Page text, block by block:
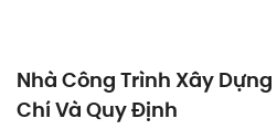
Nhà Công Trình Xây Dựng
Chí Và Quy Định